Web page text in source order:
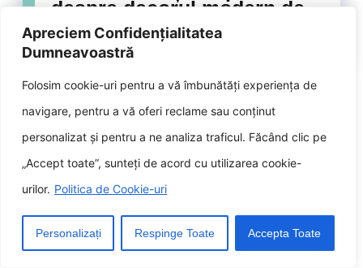
Apreciem Confidențialitatea
Dumneavoastră
Folosim cookie-uri pentru a vă îmbunătăți experiența de
navigare, pentru a vă oferi reclame sau conținut
personalizat și pentru a ne analiza traficul. Făcând clic pe
„Accept toate”, sunteți de acord cu utilizarea cookie-
urilor. Politica de Cookie-uri
Personalizați Respinge Toate Accepta Toate
despre decorul modern de
dormitor de la mijlocul
secolului
R: Decorul de dormitor modern de la
mijlocul secolului se caracterizează prin
liniile sale curate, formele simple și
utilizarea materialelor naturale. Piesele